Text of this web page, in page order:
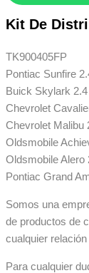
Kit De
TK900405FP
Pontiac Sunfire
Buick Skylark
Chevrolet
Chevrolet Malibu
Oldsmobile
Oldsmobile Alero
Pontiac Grand
Somos una
de productos de
cualquier
Para cualquier